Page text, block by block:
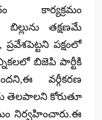
కార్యక్రమం
బిల్లును తక్షణమే
పక్షంలో
బిజెపి పార్టీకి
వర్గీకరణ
తెలపాలని కోరుతూ
నిర్వహించారు.ఈ